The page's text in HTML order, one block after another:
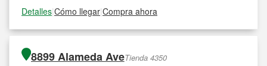
Detalles|Cómo llegar|Compra ahora
8899 Alameda AveTienda 4350